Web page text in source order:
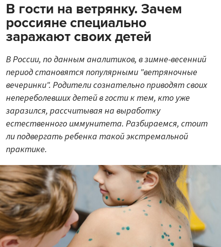
В гости на ветрянку. Зачем
россияне специально
заражают своих детей
В России, по данным аналитиков, в зимне-весенний
период становятся популярными "ветряночные
вечеринки". Родители сознательно приводят своих
непереболевших детей в гости к тем, кто уже
заразился, рассчитывая на выработку
естественного иммунитета. Разбираемся, стоит
ли подвергать ребенка такой экстремальной
практике.